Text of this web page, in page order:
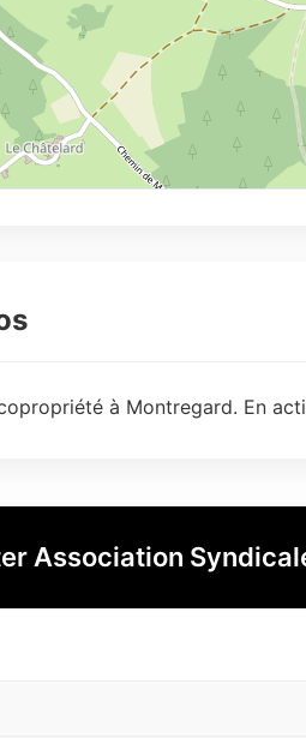
à Montregard. En
Association